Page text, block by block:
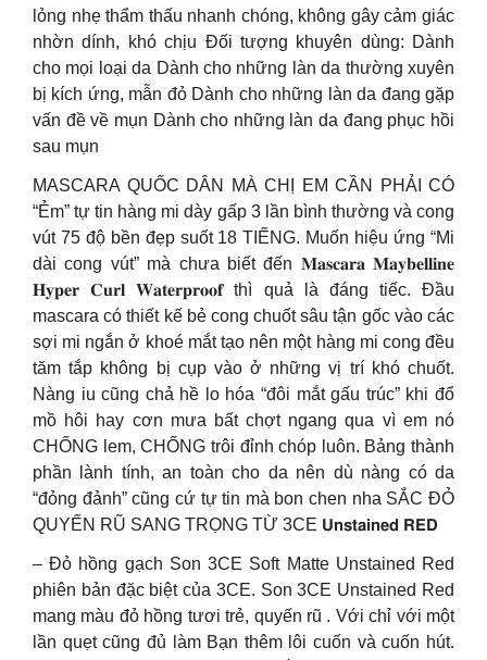
lỏng nhẹ thẩm thấu nhanh chóng, không gây cảm giác
nhờn dính, khó chịu Đối tượng khuyên dùng: Dành
cho mọi loại da Dành cho những làn da thường xuyên
bị kích ứng, mẫn đỏ Dành cho những làn da đang gặp
vấn đề về mụn Dành cho những làn da đang phục hồi
sau mụn
MASCARA QUỐC DÂN MÀ CHỊ EM CẦN PHẢI CÓ
“Ẻm” tự tin hàng mi dày gấp 3 lần bình thường và cong
vút 75 độ bền đẹp suốt 18 TIẾNG. Muốn hiệu ứng “Mi
dài cong vút” mà chưa biết đến 𝐌𝐚𝐬𝐜𝐚𝐫𝐚 𝐌𝐚𝐲𝐛𝐞𝐥𝐥𝐢𝐧𝐞
𝐇𝐲𝐩𝐞𝐫 𝐂𝐮𝐫𝐥 𝐖𝐚𝐭𝐞𝐫𝐩𝐫𝐨𝐨𝐟 thì quả là đáng tiếc. Đầu
mascara có thiết kế bẻ cong chuốt sâu tận gốc vào các
sợi mi ngắn ở khoé mắt tạo nên một hàng mi cong đều
tăm tắp không bị cụp vào ở những vị trí khó chuốt.
Nàng iu cũng chả hề lo hóa “đôi mắt gấu trúc” khi đổ
mồ hôi hay cơn mưa bất chợt ngang qua vì em nó
CHỐNG lem, CHỐNG trôi đỉnh chóp luôn. Bảng thành
phần lành tính, an toàn cho da nên dù nàng có da
“đỏng đảnh” cũng cứ tự tin mà bon chen nha SẮC ĐỎ
QUYẾN RŨ SANG TRỌNG TỪ 3CE 𝗨𝗻𝘀𝘁𝗮𝗶𝗻𝗲𝗱 𝗥𝗘𝗗
– Đỏ hồng gạch Son 3CE Soft Matte Unstained Red
phiên bản đặc biệt của 3CE. Son 3CE Unstained Red
mang màu đỏ hồng tươi trẻ, quyến rũ . Với chỉ với một
lần quẹt cũng đủ làm Bạn thêm lôi cuốn và cuốn hút.